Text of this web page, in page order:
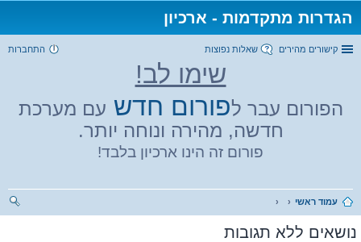
הגדרות מתקדמות - ארכיון
קישורים מהירים שאלות נפוצות התחברות
שימו לב!
הפורום עבר לפורום חדש עם מערכת
חדשה, מהירה ונוחה יותר.
פורום זה הינו ארכיון בלבד!
עמוד ראשי
נושאים ללא תגובות